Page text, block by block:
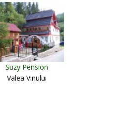
Suzy Pension
Valea Vinului